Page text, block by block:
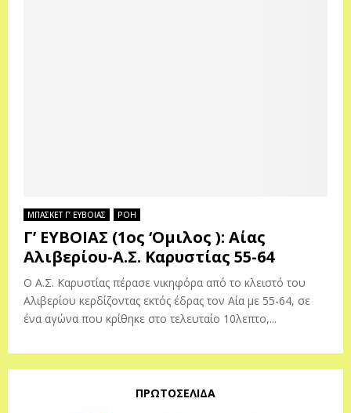
ΜΠΑΣΚΕΤ Γ’ ΕΥΒΟΙΑΣ ΡΟΗ
Γ’ ΕΥΒΟΙΑΣ (1ος ‘Ομιλος ): Αίας
Αλιβερίου-Α.Σ. Καρυστίας 55-64
Ο Α.Σ. Καρυστίας πέρασε νικηφόρα από το κλειστό του
Αλιβερίου κερδίζοντας εκτός έδρας τον Αία με 55-64, σε
ένα αγώνα που κρίθηκε στο τελευταίο 10λεπτο,...
ΠΡΩΤΟΣΕΛΙΔΑ